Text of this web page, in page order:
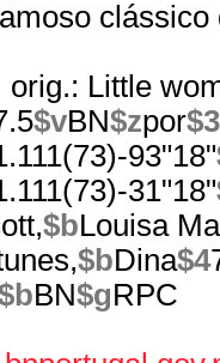
orig.: Little
$vBN$zpor$3
93"18"
31"18"
$bLouisa
$bDina$4
BN$gRPC